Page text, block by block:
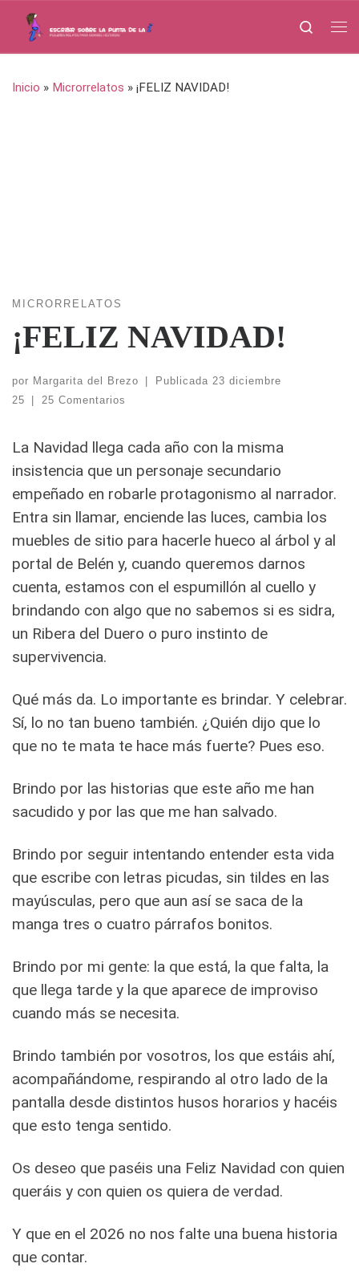
Saltar al contenido
Search
Inicio » Microrrelatos » ¡FELIZ NAVIDAD!
MICRORRELATOS
¡FELIZ NAVIDAD!
por Margarita del Brezo | Publicada 23 diciembre
25
| 25 Comentarios
La Navidad llega cada año con la misma
insistencia que un personaje secundario
empeñado en robarle protagonismo al narrador.
Entra sin llamar, enciende las luces, cambia los
muebles de sitio para hacerle hueco al árbol y al
portal de Belén y, cuando queremos darnos
cuenta, estamos con el espumillón al cuello y
brindando con algo que no sabemos si es sidra,
un Ribera del Duero o puro instinto de
supervivencia.
Qué más da. Lo importante es brindar. Y celebrar.
Sí, lo no tan bueno también. ¿Quién dijo que lo
que no te mata te hace más fuerte? Pues eso.
Brindo por las historias que este año me han
sacudido y por las que me han salvado.
Brindo por seguir intentando entender esta vida
que escribe con letras picudas, sin tildes en las
mayúsculas, pero que aun así se saca de la
manga tres o cuatro párrafos bonitos.
Brindo por mi gente: la que está, la que falta, la
que llega tarde y la que aparece de improviso
cuando más se necesita.
Brindo también por vosotros, los que estáis ahí,
acompañándome, respirando al otro lado de la
pantalla desde distintos husos horarios y hacéis
que esto tenga sentido.
Os deseo que paséis una Feliz Navidad con quien
queráis y con quien os quiera de verdad.
Y que en el 2026 no nos falte una buena historia
que contar.